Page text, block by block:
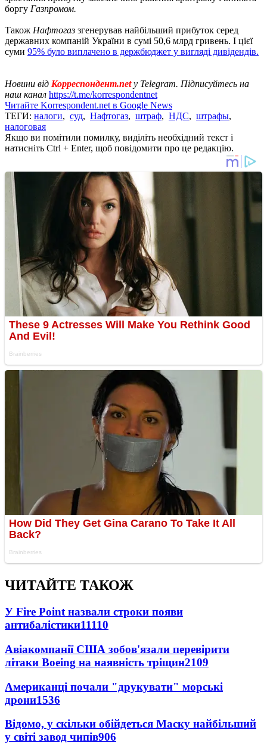
боргу Газпромом.
Також Нафтогаз згенерував найбільший прибуток серед
державних компаній України в сумі 50,6 млрд гривень. І цієї
суми 95% було виплачено в держбюджет у вигляді дивідендів.
Новини від Корреспондент.net у Telegram. Підписуйтесь на
наш канал https://t.me/korrespondentnet
Читайте Korrespondent.net в Google News
ТЕГИ: налоги, суд, Нафтогаз, штраф, НДС, штрафы,
налоговая
Якщо ви помітили помилку, виділіть необхідний текст і
натисніть Ctrl + Enter, щоб повідомити про це редакцію.
ЧИТАЙТЕ ТАКОЖ
У Fire Point назвали строки появи
антибалістики11110
Авіакомпанії США зобов'язали перевірити
літаки Boeing на наявність тріщин2109
Американці почали "друкувати" морські
дрони1536
Відомо, у скільки обійдеться Маску найбільший
у світі завод чипів906